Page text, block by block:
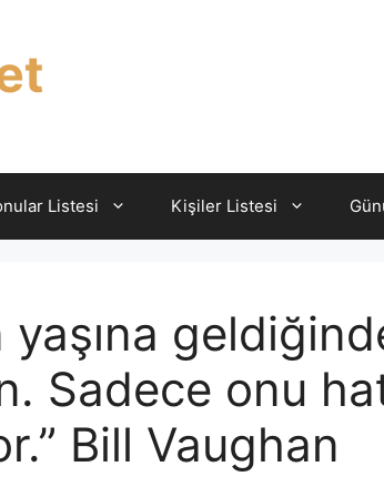
Listesi Kişiler Listesi
yaşına
Sadece onu
Bill Vaughan